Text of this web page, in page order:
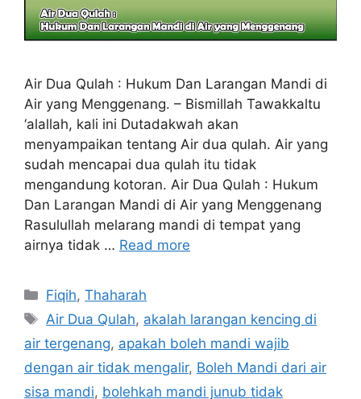
Air Dua Qulah : Hukum Dan Larangan Mandi di
Air yang Menggenang. – Bismillah Tawakkaltu
‘alallah, kali ini Dutadakwah akan
menyampaikan tentang Air dua qulah. Air yang
sudah mencapai dua qulah itu tidak
mengandung kotoran. Air Dua Qulah : Hukum
Dan Larangan Mandi di Air yang Menggenang
Rasulullah melarang mandi di tempat yang
airnya tidak … Read more
Categories
Fiqih,Thaharah
Tags
Air Dua Qulah, akalah larangan kencing di
air tergenang, apakah boleh mandi wajib
dengan air tidak mengalir, Boleh Mandi dari air
sisa mandi, bolehkah mandi junub tidak